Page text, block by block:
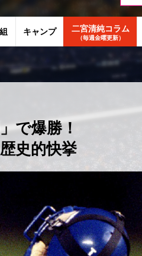
キャンプ 二宮清純コラム
（毎週金曜更新）
で爆勝！
史的快挙